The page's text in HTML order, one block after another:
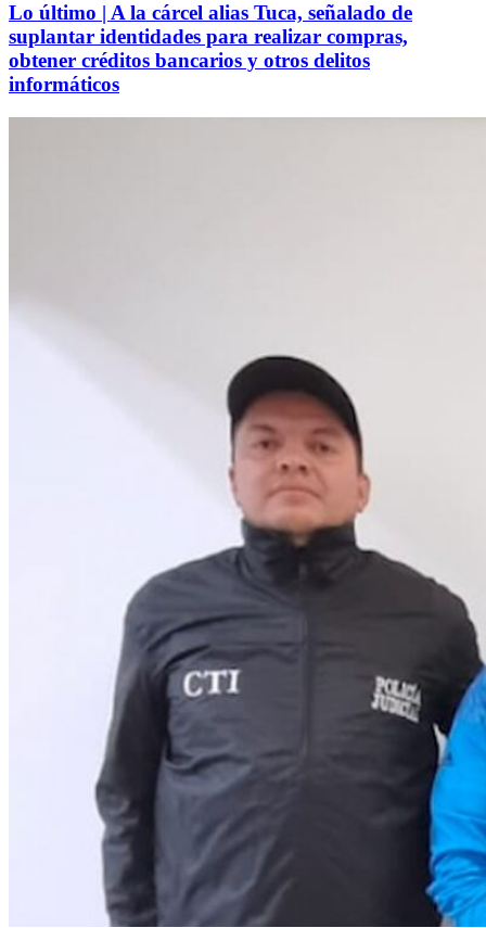
Lo último | A la cárcel alias Tuca, señalado de
suplantar identidades para realizar compras,
obtener créditos bancarios y otros delitos
informáticos